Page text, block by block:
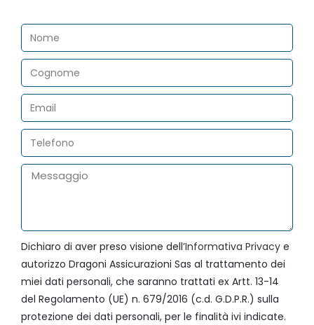
Dichiaro di aver preso visione dell’Informativa Privacy e
autorizzo Dragoni Assicurazioni Sas al trattamento dei
miei dati personali, che saranno trattati ex Artt. 13-14
del Regolamento (UE) n. 679/2016 (c.d. G.D.P.R.) sulla
protezione dei dati personali, per le finalità ivi indicate.